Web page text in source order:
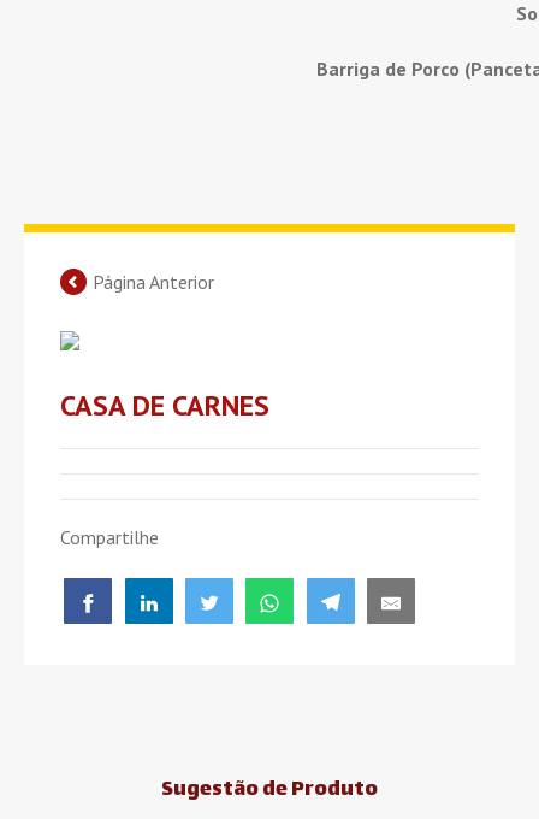
Barriga de Porco
Página Anterior
CASA DE CARNES
Compartilhe
Sugestão de Produto